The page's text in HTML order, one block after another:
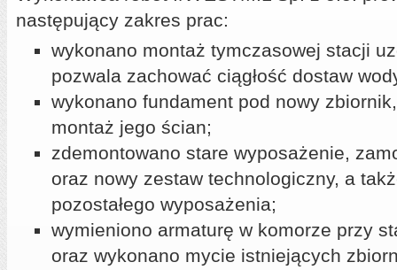
następujący zakres prac:
wykonano montaż tymczasowej stacji
pozwala zachować ciągłość dostaw
wykonano fundament pod nowy
montaż jego ścian;
zdemontowano stare wyposażenie,
oraz nowy zestaw technologiczny, a
pozostałego wyposażenia;
wymieniono armaturę w komorze przy
oraz wykonano mycie istniejących